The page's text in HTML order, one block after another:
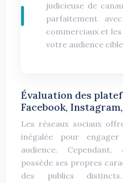
judicieuse de
parfaitement
commerciaux et
votre audience
Évaluation des
Facebook,
Les réseaux sociaux
inégalée pour
audience. Cependant,
possède ses propres
des publics